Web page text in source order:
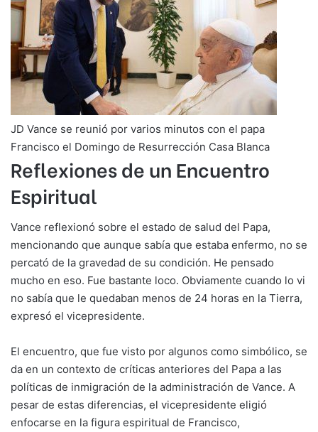
JD Vance se reunió por varios minutos con el papa
Francisco el Domingo de Resurrección Casa Blanca
Reflexiones de un Encuentro
Espiritual
Vance reflexionó sobre el estado de salud del Papa,
mencionando que aunque sabía que estaba enfermo, no se
percató de la gravedad de su condición. He pensado
mucho en eso. Fue bastante loco. Obviamente cuando lo vi
no sabía que le quedaban menos de 24 horas en la Tierra,
expresó el vicepresidente.
El encuentro, que fue visto por algunos como simbólico, se
da en un contexto de críticas anteriores del Papa a las
políticas de inmigración de la administración de Vance. A
pesar de estas diferencias, el vicepresidente eligió
enfocarse en la figura espiritual de Francisco,